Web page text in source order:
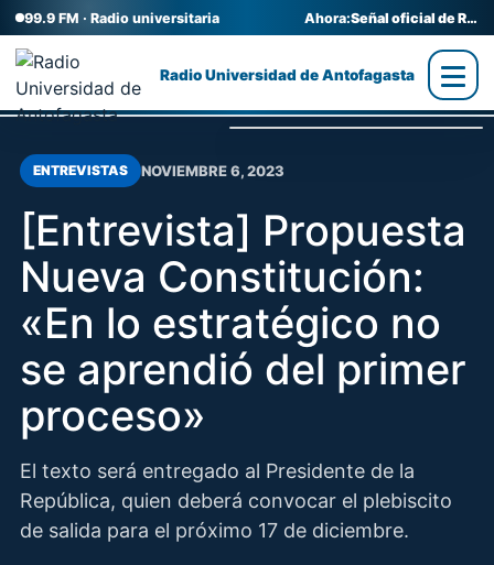
99.9 FM · Radio universitaria Ahora: Señal oficial de Radio UA
Radio Universidad de Antofagasta
ENTREVISTAS NOVIEMBRE 6, 2023
[Entrevista] Propuesta
Nueva Constitución:
«En lo estratégico no
se aprendió del primer
proceso»
El texto será entregado al Presidente de la
República, quien deberá convocar el plebiscito
de salida para el próximo 17 de diciembre.